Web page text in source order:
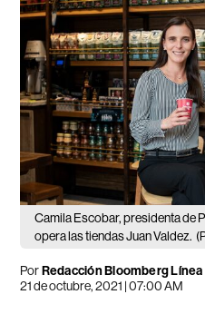
Camila Escobar, presidenta de
opera las tiendas Juan Valdez.
PorRedacción Bloomberg Línea
21 de octubre, 2021 | 07:00 AM